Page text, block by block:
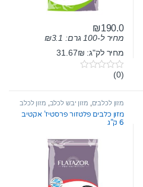
₪190.0
מחיר ל-100 גרם: ₪3.1
מחיר לק"ג: 31.67₪
0
t
f
5
(0)
מזון לכלבים מזון יבש לכלב מזון לכלב
מזון כלבים פלטזור פרסטיז’ אקטיב
6 ק”ג